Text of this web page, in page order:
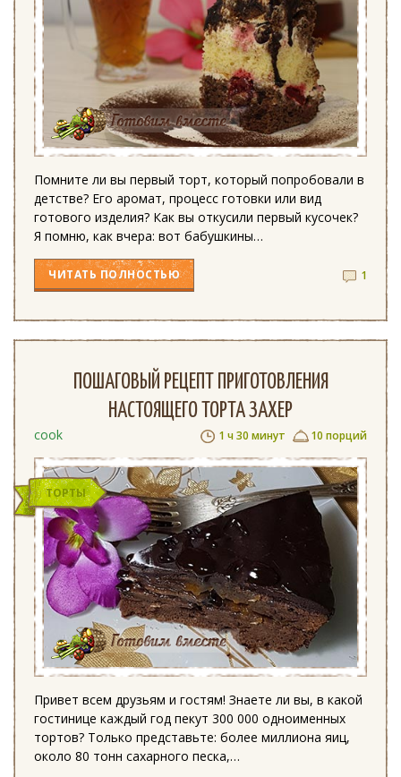
Помните ли вы первый торт, который попробовали в
детстве? Его аромат, процесс готовки или вид
готового изделия? Как вы откусили первый кусочек?
Я помню, как вчера: вот бабушкины…
ЧИТАТЬ ПОЛНОСТЬЮ 1
ПОШАГОВЫЙ РЕЦЕПТ ПРИГОТОВЛЕНИЯ
НАСТОЯЩЕГО ТОРТА ЗАХЕР
cook 1 ч 30 минут 10 порций
ТОРТЫ
Привет всем друзьям и гостям! Знаете ли вы, в какой
гостинице каждый год пекут 300 000 одноименных
тортов? Только представьте: более миллиона яиц,
около 80 тонн сахарного песка,…